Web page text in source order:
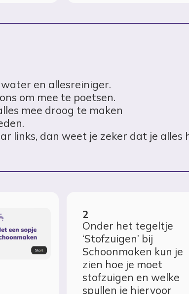
en allesreiniger.
om mee te poetsen.
mee droog te maken
links, dan weet je zeker dat je alles
Onder het tegeltje
‘Stofzuigen’ bij
Schoonmaken kun je
zien hoe je moet
stofzuigen en welke
spullen je hiervoor